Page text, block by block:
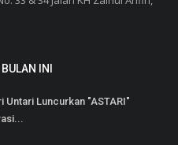
INI
Untari Luncurkan "ASTARI"